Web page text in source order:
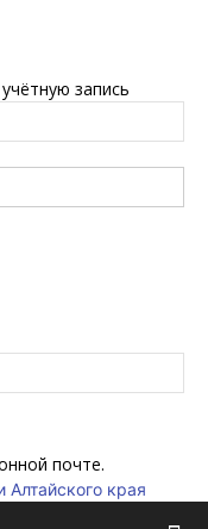
запись
почте.
края